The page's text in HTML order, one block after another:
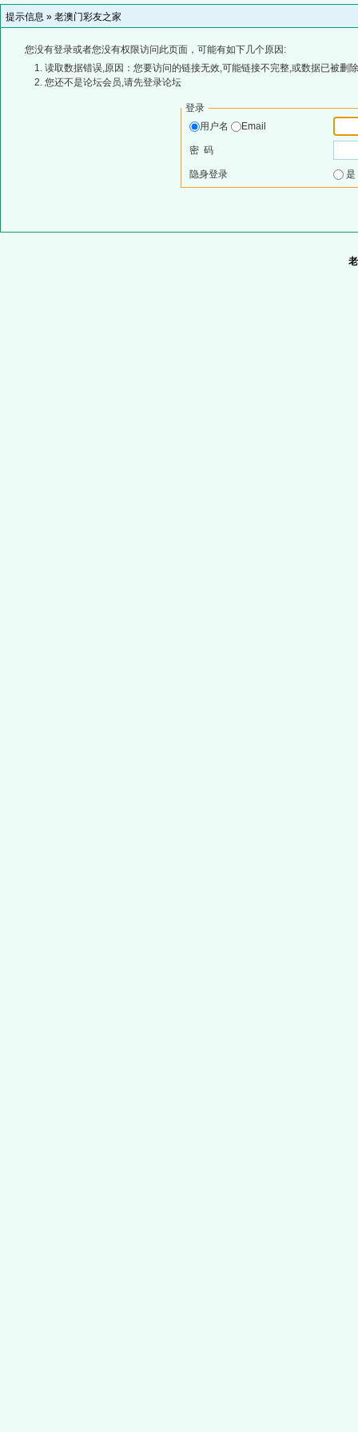
提示信息 » 老澳门彩友之家
您没有登录或者您没有权限访问此页面，可能有如下几个原因:
读取数据错误,原因：您要访问的链接无效,可能链接不完整,或数据已被删
您还不是论坛会员,请先登录论坛
登录
用户名
Email
密 码
隐身登录